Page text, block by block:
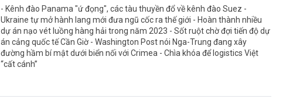
- Kênh đào Panama "ứ đọng", các tàu thuyền đổ về kênh đào Suez -
Ukraine tự mở hành lang mới đưa ngũ cốc ra thế giới - Hoàn thành nhiều
dự án nạo vét luồng hàng hải trong năm 2023 - Sốt ruột chờ đợi tiến độ dự
án cảng quốc tế Cần Giờ - Washington Post nói Nga-Trung đang xây
đường hầm bí mật dưới biển nối với Crimea - Chìa khóa để logistics Việt
“cất cánh”